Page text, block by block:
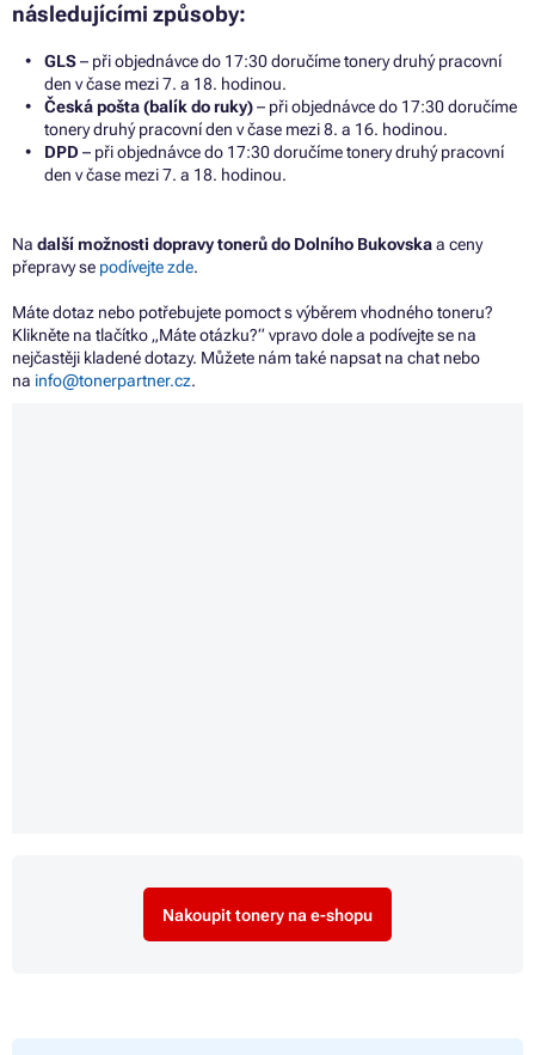
následujícími způsoby:
GLS– při objednávce do 17:30 doručíme tonery druhý pracovní
den v čase mezi 7. a 18. hodinou.
Česká pošta (balík do ruky)– při objednávce do 17:30 doručíme
tonery druhý pracovní den v čase mezi 8. a 16. hodinou.
DPD – při objednávce do 17:30 doručíme tonery druhý pracovní
den v čase mezi 7. a 18. hodinou.
Na další možnosti dopravy tonerů do Dolního Bukovskaa ceny
přepravy se podívejte zde.
Máte dotaz nebo potřebujete pomoct s výběrem vhodného toneru?
Klikněte na tlačítko „Máte otázku?“ vpravo dole a podívejte se na
nejčastěji kladené dotazy. Můžete nám také napsat na chat nebo
na info@tonerpartner.cz.
Nakoupit tonery na e-shopu